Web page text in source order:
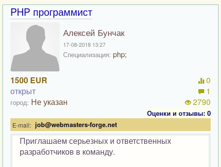
PHP программист
Алексей Бунчак
17-08-2018 13:27
Специализация: php;
1500 EUR
открыт
город: Не указан
0
1
2790
Оценки и отзывы: 0
E-mail: job@webmasters-forge.net
Приглашаем серьезных и ответственных
разработчиков в команду.